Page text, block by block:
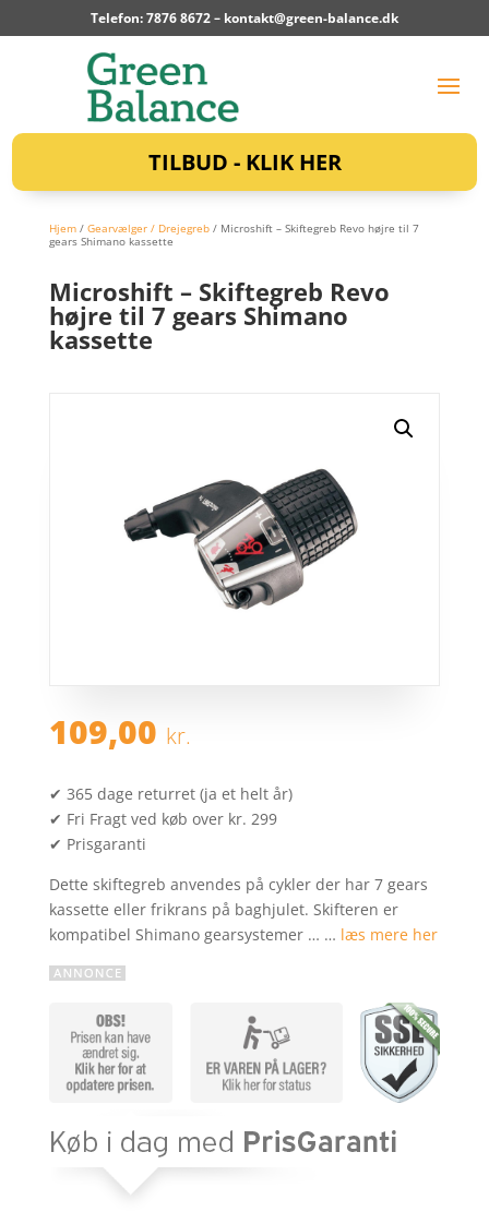
Telefon: 7876 8672 – kontakt@green-balance.dk
TILBUD - KLIK HER
Hjem/ Gearvælger / Drejegreb/ Microshift – Skiftegreb Revo højre til 7
gears Shimano kassette
Microshift – Skiftegreb Revo
højre til 7 gears Shimano
kassette
109,00 kr.
✔ 365 dage returret (ja et helt år)
✔ Fri Fragt ved køb over kr. 299
✔ Prisgaranti
Dette skiftegreb anvendes på cykler der har 7 gears
kassette eller frikrans på baghjulet. Skifteren er
kompatibel Shimano gearsystemer … … læs mere her